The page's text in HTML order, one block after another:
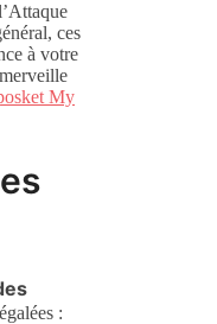
ces
à votre
My
: